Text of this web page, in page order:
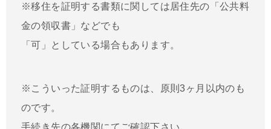
※移住を証明する書類に関しては居住先の「公共料
金の領収書」などでも
「可」としている場合もあります。
※こういった証明するものは、原則3ヶ月以内のも
のです。
手続き先の各機関にてご確認下さい。